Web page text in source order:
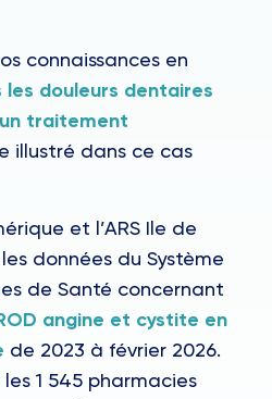
connaissances en
les douleurs dentaires
traitement
illustré dans ce cas
et l’ARS Ile de
données du Système
de Santé concernant
angine et cystite en
de 2023 à février 2026.
1 545 pharmacies